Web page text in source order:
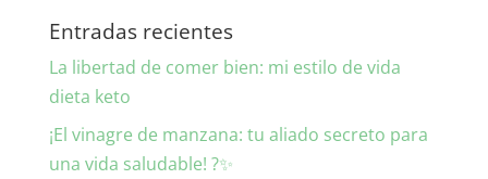
Entradas recientes
La libertad de comer bien: mi estilo de vida
dieta keto
¡El vinagre de manzana: tu aliado secreto para
una vida saludable! ?✨